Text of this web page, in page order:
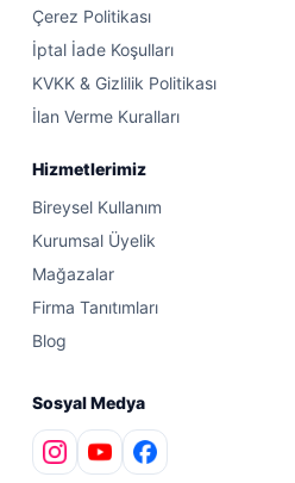
Çerez Politikası
İptal İade Koşulları
KVKK & Gizlilik Politikası
İlan Verme Kuralları
Hizmetlerimiz
Bireysel Kullanım
Kurumsal Üyelik
Mağazalar
Firma Tanıtımları
Blog
Sosyal Medya